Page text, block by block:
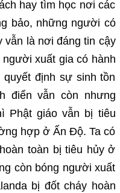
hay tìm học nơi các
bảo, những người có
vẫn là nơi đáng tin cậy
xuất gia có hành
định sự sinh tồn
điển vẫn còn nhưng
Phật giáo vẫn bị tiêu
hợp ở Ấn Độ. Ta có
toàn bị tiêu hủy ở
còn bóng người xuất
bị đốt cháy hoàn